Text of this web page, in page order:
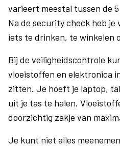
varieert meestal tussen de
Na de security check heb je
iets te drinken, te winkelen
Bij de veiligheidscontrole
vloeistoffen en elektronica
zitten. Je hoeft je laptop,
uit je tas te halen.
doorzichtig zakje van
Je kunt niet alles